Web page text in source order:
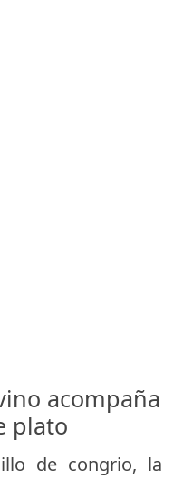
acompaña
plato
de congrio, la